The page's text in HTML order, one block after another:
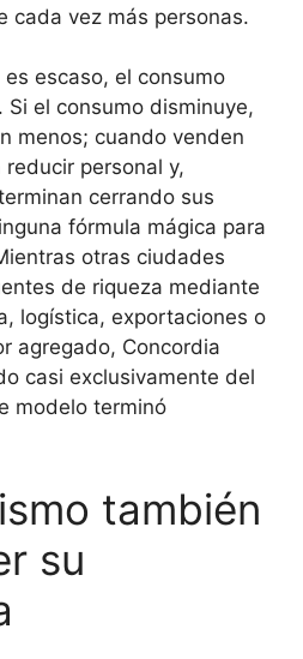
cada vez más personas.
escaso, el consumo
el consumo disminuye,
menos; cuando venden
personal y,
cerrando sus
fórmula mágica para
otras ciudades
de riqueza mediante
logística, exportaciones o
agregado, Concordia
casi exclusivamente del
modelo terminó
también
su